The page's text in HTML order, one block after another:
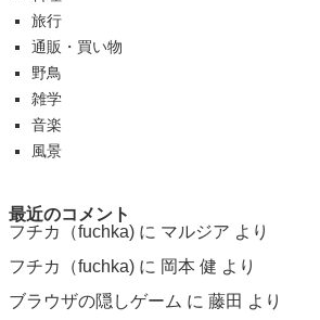
旅行
通販・買い物
野鳥
雑学
音楽
風景
最近のコメント
フチカ（fuchka) に マルジア より
フチカ（fuchka) に 岡本 健 より
ブラウザの隠しゲーム に 藤田 より